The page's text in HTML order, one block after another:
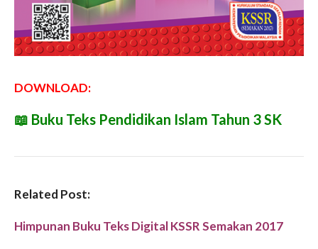
DOWNLOAD:
📖 Buku Teks Pendidikan Islam Tahun 3 SK
Related Post:
Himpunan Buku Teks Digital KSSR Semakan 2017